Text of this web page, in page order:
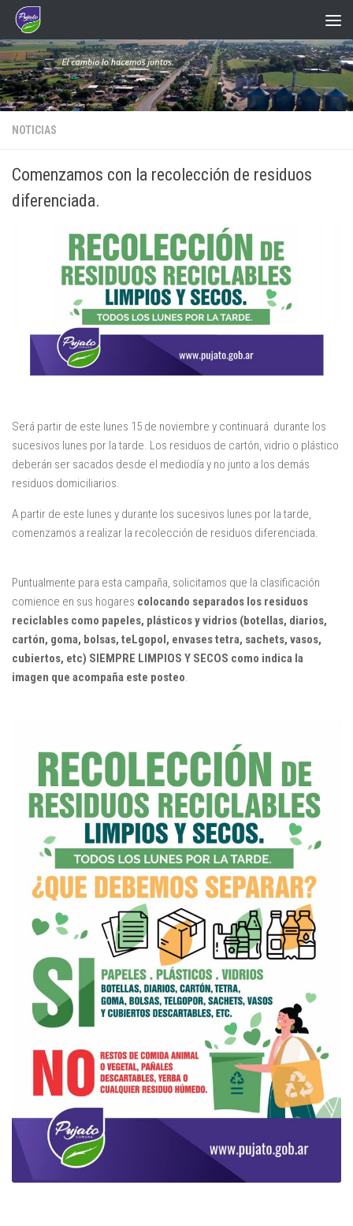
Saltar al contenido
NOTICIAS
Comenzamos con la recolección de residuos
diferenciada.
Será partir de este lunes 15 de noviembre y continuará durante los
sucesivos lunes por la tarde. Los residuos de cartón, vidrio o plástico
deberán ser sacados desde el mediodía y no junto a los demás
residuos domiciliarios.
A partir de este lunes y durante los sucesivos lunes por la tarde,
comenzamos a realizar la recolección de residuos diferenciada.
Puntualmente para esta campaña, solicitamos que la clasificación
comience en sus hogares colocando separados los residuos
reciclables como papeles, plásticos y vidrios (botellas, diarios,
cartón, goma, bolsas, teLgopol, envases tetra, sachets, vasos,
cubiertos, etc) SIEMPRE LIMPIOS Y SECOS como indica la
imagen que acompaña este posteo.